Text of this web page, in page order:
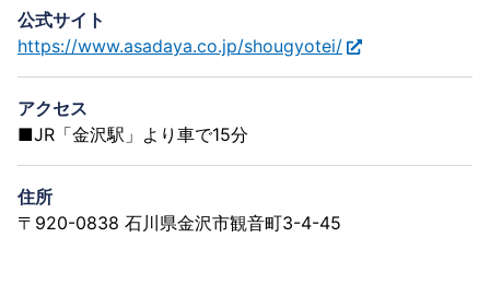
公式サイト
https://www.asadaya.co.jp/shougyotei/
アクセス
■JR「金沢駅」より車で15分
住所
〒920-0838 石川県金沢市観音町3-4-45